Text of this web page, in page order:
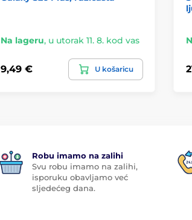
Na lageru, u utorak 11. 8. kod vas
9,49 € U košaricu
Robu imamo na zalihi
Svu robu imamo na zalihi,
isporuku obavljamo već
sljedećeg dana.